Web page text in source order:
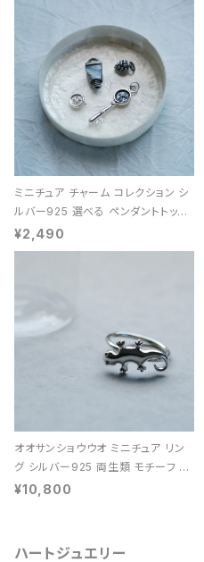
ミニチュア チャーム コレクション シ
ルバー925 選べる ペンダントトップ
レディース ユニセックス
¥2,490
オオサンショウウオ ミニチュア リン
グ シルバー925 両生類 モチーフ レ
ディース ユニセックス
¥10,800
ハートジュエリー